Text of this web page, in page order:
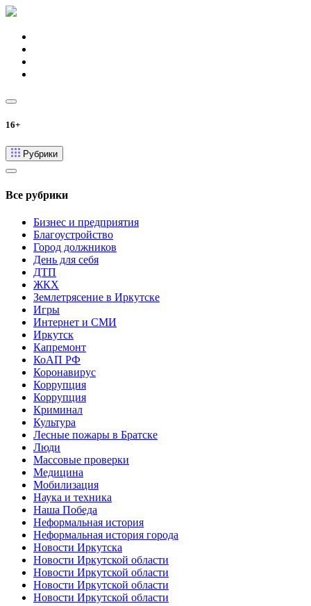
16+
Рубрики
Все рубрики
Бизнес и предприятия
Благоустройство
Город должников
День для себя
ДТП
ЖКХ
Землетрясение в Иркутске
Игры
Интернет и СМИ
Иркутск
Капремонт
КоАП РФ
Коронавирус
Коррупция
Коррупция
Криминал
Культура
Лесные пожары в Братске
Люди
Массовые проверки
Медицина
Мобилизация
Наука и техника
Наша Победа
Неформальная история
Неформальная история города
Новости Иркутска
Новости Иркутской области
Новости Иркутской области
Новости Иркутской области
Новости Иркутской области